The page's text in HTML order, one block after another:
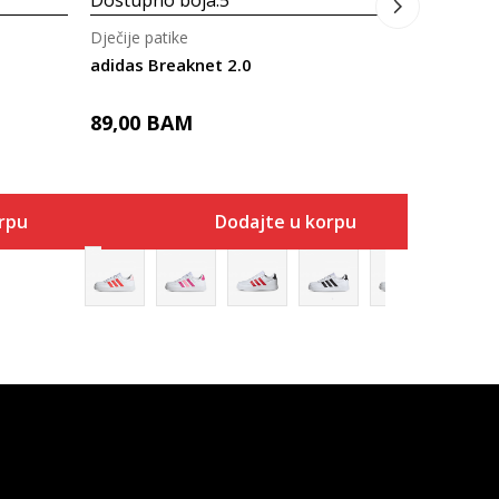
adidas Breaknet 2.0
Dječije patike
89,00 BAM
Dodajte u korpu